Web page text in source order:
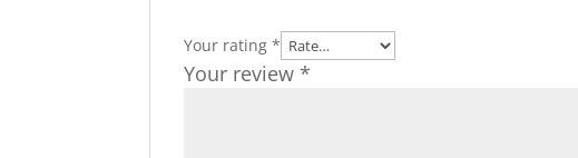
Your rating*
Your review *